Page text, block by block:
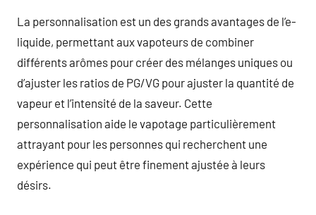
La personnalisation est un des grands avantages de l’e-
liquide, permettant aux vapoteurs de combiner
différents arômes pour créer des mélanges uniques ou
d’ajuster les ratios de PG/VG pour ajuster la quantité de
vapeur et l’intensité de la saveur. Cette
personnalisation aide le vapotage particulièrement
attrayant pour les personnes qui recherchent une
expérience qui peut être finement ajustée à leurs
désirs.